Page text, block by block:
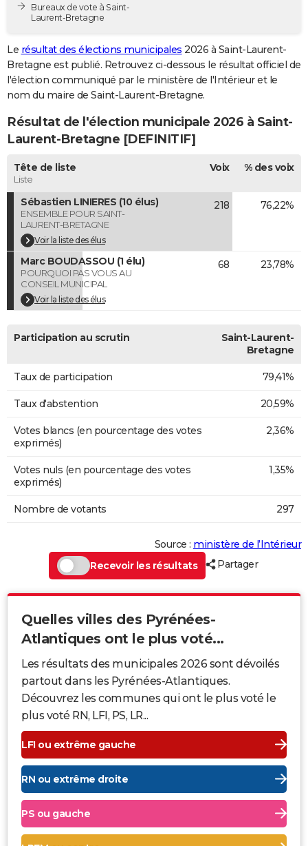
Destinations
City break
Voyage nature
Voyage de noces
Forum
PHOTO
GUIDES D'ACHAT
BONS PLANS
CARTE DE VOEUX
Carte de Noël
Carte Bonne année
Carte Saint-Valentin
Carte Pâques
Carte d'anniversaire
DICTIONNAIRE
COPAINS D'AVANT
S'inscrire
Se connecter
Lycées
Collèges
Primaires
Universités
Entreprises
Service militaire
Avis de recherche
AVIS DE DÉCÈS
FORUM
Bricolage
Lifestyle
Culture
Sport
Auto
Television
Voyage
Cinema
Bureaux de vote à Saint-
Laurent-Bretagne
Le résultat des élections municipales 2026 à Saint-Laurent-
Bretagne est publié. Retrouvez ci-dessous le résultat officiel de
l'élection communiqué par le ministère de l'Intérieur et le
nom du maire de Saint-Laurent-Bretagne.
Résultat de l'élection municipale 2026 à Saint-
Laurent-Bretagne [DEFINITIF]
Tête de liste
Liste
Voix % des voix
Sébastien LINIERES (10 élus)
ENSEMBLE POUR SAINT-
LAURENT-BRETAGNE
Voir la liste des élus
218 76,22%
Marc BOUDASSOU (1 élu)
POURQUOI PAS VOUS AU
CONSEIL MUNICIPAL
Voir la liste des élus
68 23,78%
Participation au scrutin
Saint-Laurent-
Bretagne
Taux de participation 79,41%
Taux d'abstention 20,59%
Votes blancs (en pourcentage des votes
exprimés)
2,36%
Votes nuls (en pourcentage des votes
exprimés)
1,35%
Nombre de votants 297
Source : ministère de l’Intérieur
Recevoir les résultats
Partager
Quelles villes des Pyrénées-
Atlantiques ont le plus voté...
Les résultats des municipales 2026 sont dévoilés
partout dans les Pyrénées-Atlantiques.
Découvrez les communes qui ont le plus voté le
plus voté RN, LFI, PS, LR...
LFI ou extrême gauche
RN ou extrême droite
PS ou gauche